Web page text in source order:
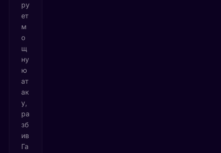
ру
ет
м
о
щ
ну
ю
ат
ак
у,
ра
зб
ив
Га